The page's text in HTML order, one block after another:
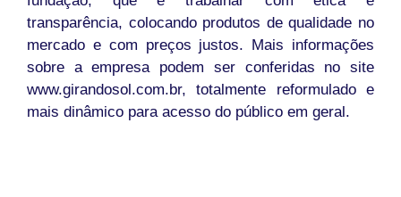
transparência, colocando produtos de qualidade no
mercado e com preços justos. Mais informações
sobre a empresa podem ser conferidas no site
www.girandosol.com.br, totalmente reformulado e
mais dinâmico para acesso do público em geral.